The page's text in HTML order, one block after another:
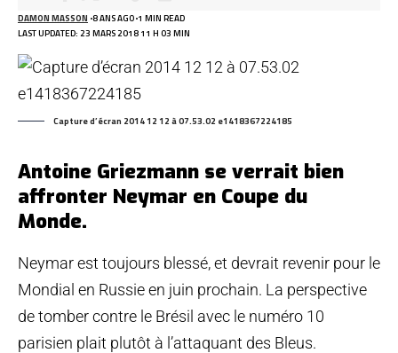
LAST UPDATED: 23 MARS 2018 11 H 03 MIN
DAMON MASSON 8 ANS AGO 1 MIN READ
Capture d’écran 2014 12 12 à 07.53.02 e1418367224185
Antoine Griezmann se verrait bien
affronter Neymar en Coupe du
Monde.
Neymar est toujours blessé, et devrait revenir pour le
Mondial en Russie en juin prochain. La perspective
de tomber contre le Brésil avec le numéro 10
parisien plait plutôt à l’attaquant des Bleus.